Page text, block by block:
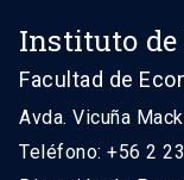
Instituto de
Facultad de
Avda. Vicuña
Teléfono: +56 2